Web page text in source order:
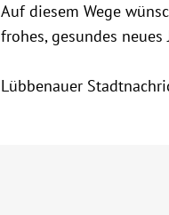
Auf diesem Wege
frohes, gesundes
Lübbenauer